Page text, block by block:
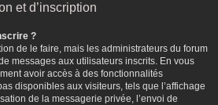
et d’inscription
?
de le faire, mais les administrateurs du forum
messages aux utilisateurs inscrits. En vous
avoir accès à des fonctionnalités
disponibles aux visiteurs, tels que l’affichage
de la messagerie privée, l’envoi de